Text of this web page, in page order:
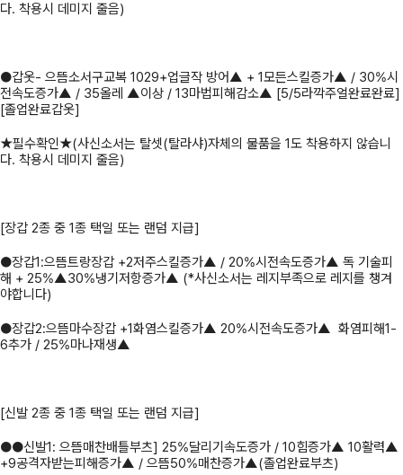
다. 착용시 데미지 줄음)
●갑옷- 으뜸소서구교복 1029+업글작 방어▲ + 1모든스킬증가▲ / 30%시
전속도증가▲ / 35올레 ▲이상 / 13마법피해감소▲ [5/5라깍주얼완료완료]
[졸업완료갑옷]
★필수확인★(사신소서는 탈셋(탈라샤)자체의 물품을 1도 착용하지 않습니
다. 착용시 데미지 줄음)
[장갑 2종 중 1종 택일 또는 랜덤 지급]
●장갑1:으뜸트랑장갑 +2저주스킬증가▲ / 20%시전속도증가▲ 독 기술피
해 + 25%▲30%냉기저항증가▲ (*사신소서는 레지부족으로 레지를 챙겨
야합니다)
●장갑2:으뜸마수장갑 +1화염스킬증가▲ 20%시전속도증가▲ 화염피해1-
6추가 / 25%마나재생▲
[신발 2종 중 1종 택일 또는 랜덤 지급]
●●신발1: 으뜸매찬배틀부츠] 25%달리기속도증가 / 10힘증가▲ 10활력▲
+9공격자받는피해증가▲ / 으뜸50%매찬증가▲(졸업완료부츠)